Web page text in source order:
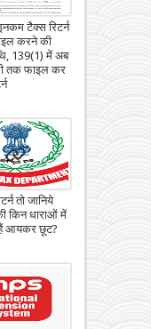
टैक्स रिटर्न
करने की
139(1) में अब
तक फाइल कर
तो जानिये
किन धाराओं में
आयकर छूट?